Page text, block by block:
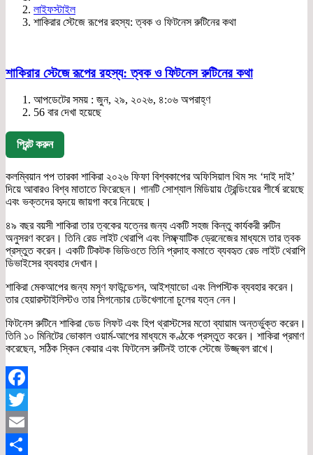
লাইফস্টাইল
শাকিরার স্টেজে রূপের রহস্য: ত্বক ও ফিটনেস রুটিনের কথা
শাকিরার স্টেজে রূপের রহস্য: ত্বক ও ফিটনেস রুটিনের কথা
আপডেটের সময় : জুন, ২৯, ২০২৬, ৪:০৬ অপরাহ্ণ
56 বার দেখা হয়েছে
প্রিন্ট করুন
কলম্বিয়ান পপ তারকা শাকিরা ২০২৬ ফিফা বিশ্বকাপের অফিসিয়াল থিম সং ‘দাই দাই’
দিয়ে আবারও বিশ্ব মাতাতে ফিরেছেন। গানটি সোশ্যাল মিডিয়ায় ট্রেন্ডিংয়ের শীর্ষে রয়েছে
এবং ভক্তদের হৃদয়ে জায়গা করে নিয়েছে।
৪৯ বছর বয়সী শাকিরা তার ত্বকের যত্নের জন্য একটি সহজ কিন্তু কার্যকরী রুটিন
অনুসরণ করেন। তিনি রেড লাইট থেরাপি এবং লিম্ফ্যাটিক ড্রেনেজের মাধ্যমে তার ত্বক
প্রস্তুত করেন। একটি টিকটক ভিডিওতে তিনি প্রদাহ কমাতে ব্যবহৃত রেড লাইট থেরাপি
ডিভাইসের ব্যবহার দেখান।
শাকিরা মেকআপের জন্য মসৃণ ফাউন্ডেশন, আইশ্যাডো এবং লিপস্টিক ব্যবহার করেন।
তার হেয়ারস্টাইলিস্টও তার সিগনেচার ঢেউখেলানো চুলের যত্ন নেন।
ফিটনেস রুটিনে শাকিরা ডেড লিফট এবং হিপ থ্রাস্টসের মতো ব্যায়াম অন্তর্ভুক্ত করেন।
তিনি ১০ মিনিটের ভোকাল ওয়ার্ম-আপের মাধ্যমে কণ্ঠকে প্রস্তুত করেন। শাকিরা প্রমাণ
করেছেন, সঠিক স্কিন কেয়ার এবং ফিটনেস রুটিনই তাকে স্টেজে উজ্জ্বল রাখে।
Facebook
Twitter
Email